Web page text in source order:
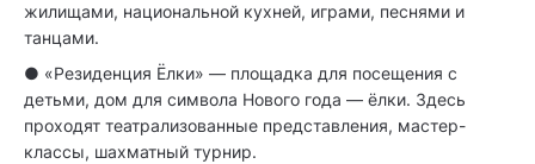
жилищами, национальной кухней, играми, песнями и
танцами.
● «Резиденция Ёлки» — площадка для посещения с
детьми, дом для символа Нового года — ёлки. Здесь
проходят театрализованные представления, мастер-
классы, шахматный турнир.